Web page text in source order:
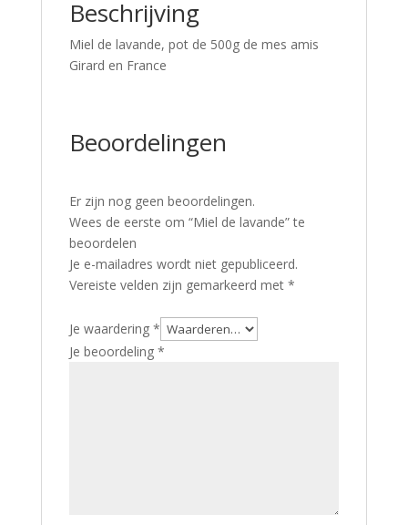
Beschrijving
Miel de lavande, pot de 500g de mes amis
Girard en France
Beoordelingen
Er zijn nog geen beoordelingen.
Wees de eerste om “Miel de lavande” te
beoordelen
Je e-mailadres wordt niet gepubliceerd.
Vereiste velden zijn gemarkeerd met *
Je waardering *
Je beoordeling *